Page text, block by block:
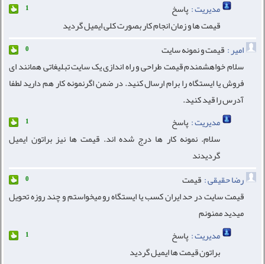
مدیریت : پاسخ 1
قیمت ها و زمان انجام کار بصورت کلی ایمیل گردید
امیر : قیمت و نمونه سایت 0
سلام خواهشمندم قیمت طراحی و راه اندازی یک سایت تبلیغاتی همانند ای
فروش یا ایستگاه را برام ارسال کنید. در ضمن اگرنمونه کار هم دارید لطفا
آدرس را قید کنید.
مدیریت : پاسخ 1
سلام. نمونه کار ها درج شده اند. قیمت ها نیز براتون ایمیل
گردیدند
رضا حقیقی : قیمت 0
قیمت سایت در حد ایران کسب یا ایستگاه رو میخواستم و چند روزه تحویل
میدید ممنونم
مدیریت : پاسخ 1
براتون قیمت ها ایمیل گردید